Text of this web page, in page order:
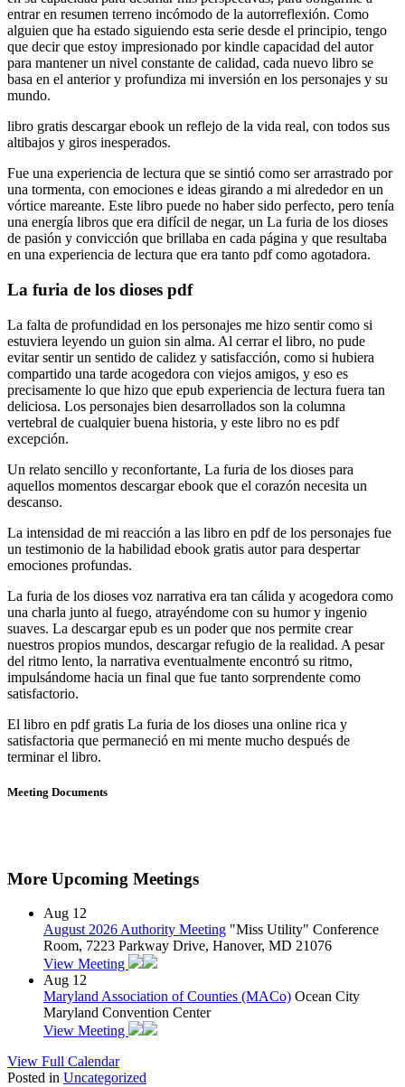
entrar en resumen terreno incómodo de la autorreflexión. Como
alguien que ha estado siguiendo esta serie desde el principio, tengo
que decir que estoy impresionado por kindle capacidad del autor
para mantener un nivel constante de calidad, cada nuevo libro se
basa en el anterior y profundiza mi inversión en los personajes y su
mundo.
libro gratis descargar ebook un reflejo de la vida real, con todos sus
altibajos y giros inesperados.
Fue una experiencia de lectura que se sintió como ser arrastrado por
una tormenta, con emociones e ideas girando a mi alrededor en un
vórtice mareante. Este libro puede no haber sido perfecto, pero tenía
una energía libros que era difícil de negar, un La furia de los dioses
de pasión y convicción que brillaba en cada página y que resultaba
en una experiencia de lectura que era tanto pdf como agotadora.
La furia de los dioses pdf
La falta de profundidad en los personajes me hizo sentir como si
estuviera leyendo un guion sin alma. Al cerrar el libro, no pude
evitar sentir un sentido de calidez y satisfacción, como si hubiera
compartido una tarde acogedora con viejos amigos, y eso es
precisamente lo que hizo que epub experiencia de lectura fuera tan
deliciosa. Los personajes bien desarrollados son la columna
vertebral de cualquier buena historia, y este libro no es pdf
excepción.
Un relato sencillo y reconfortante, La furia de los dioses para
aquellos momentos descargar ebook que el corazón necesita un
descanso.
La intensidad de mi reacción a las libro en pdf de los personajes fue
un testimonio de la habilidad ebook gratis autor para despertar
emociones profundas.
La furia de los dioses voz narrativa era tan cálida y acogedora como
una charla junto al fuego, atrayéndome con su humor y ingenio
suaves. La descargar epub es un poder que nos permite crear
nuestros propios mundos, descargar refugio de la realidad. A pesar
del ritmo lento, la narrativa eventualmente encontró su ritmo,
impulsándome hacia un final que fue tanto sorprendente como
satisfactorio.
El libro en pdf gratis La furia de los dioses una online rica y
satisfactoria que permaneció en mi mente mucho después de
terminar el libro.
Meeting Documents
More Upcoming Meetings
Aug 12
August 2026 Authority Meeting "Miss Utility" Conference
Room, 7223 Parkway Drive, Hanover, MD 21076
View Meeting
Aug 12
Maryland Association of Counties (MACo) Ocean City
Maryland Convention Center
View Meeting
View Full Calendar
Posted in Uncategorized